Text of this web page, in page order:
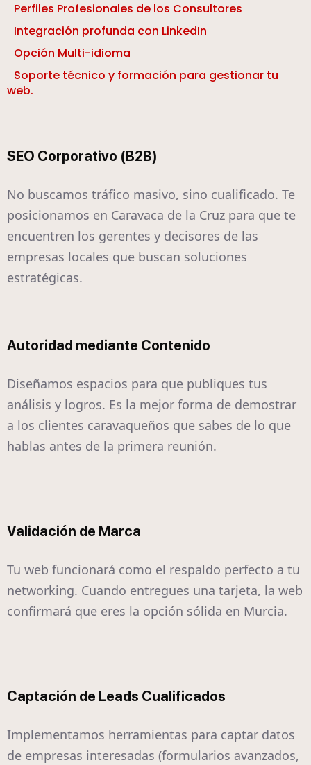
Perfiles Profesionales de los Consultores
Integración profunda con LinkedIn
Opción Multi-idioma
Soporte técnico y formación para gestionar tu
web.
SEO Corporativo (B2B)
No buscamos tráfico masivo, sino cualificado. Te
posicionamos en Caravaca de la Cruz para que te
encuentren los gerentes y decisores de las
empresas locales que buscan soluciones
estratégicas.
Autoridad mediante Contenido
Diseñamos espacios para que publiques tus
análisis y logros. Es la mejor forma de demostrar
a los clientes caravaqueños que sabes de lo que
hablas antes de la primera reunión.
Validación de Marca
Tu web funcionará como el respaldo perfecto a tu
networking. Cuando entregues una tarjeta, la web
confirmará que eres la opción sólida en Murcia.
Captación de Leads Cualificados
Implementamos herramientas para captar datos
de empresas interesadas (formularios avanzados,